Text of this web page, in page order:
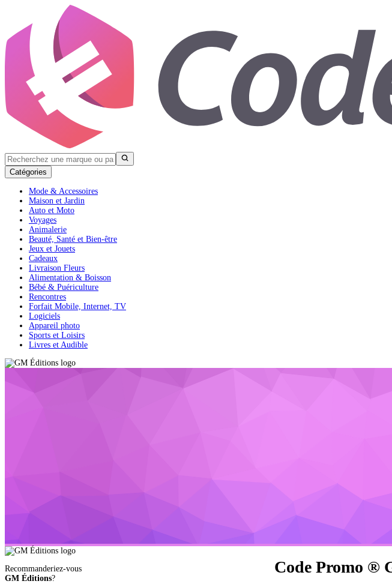
Catégories
Mode & Accessoires
Maison et Jardin
Auto et Moto
Voyages
Animalerie
Beauté, Santé et Bien-être
Jeux et Jouets
Cadeaux
Livraison Fleurs
Alimentation & Boisson
Bébé & Puériculture
Rencontres
Forfait Mobile, Internet, TV
Logiciels
Appareil photo
Sports et Loisirs
Livres et Audible
Code Promo ®
Recommanderiez-vous
GM Éditions?